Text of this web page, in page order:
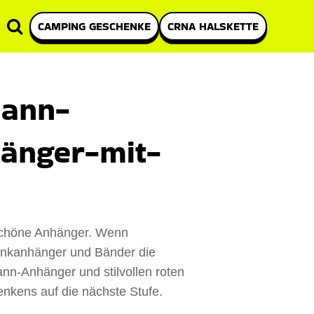
CAMPING GESCHENKE CRNA HALSKETTE
mit-
Anhänger. Wenn
und Bänder die
Anhänger und stilvollen roten
auf die nächste Stufe.